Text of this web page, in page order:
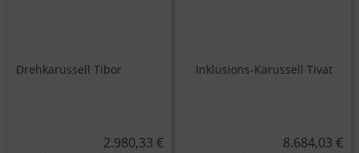
Drehkarussell Tibor
2.980,33 €
Inklusions-Karussell Tivat
8.684,03 €